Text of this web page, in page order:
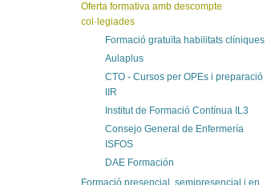
Oferta formativa amb descompte
col·legiades
Formació gratuïta habilitats clíniques
Aulaplus
CTO - Cursos per OPEs i preparació
IIR
Institut de Formació Contínua IL3
Consejo General de Enfermería
ISFOS
DAE Formación
Formació presencial, semipresencial i en